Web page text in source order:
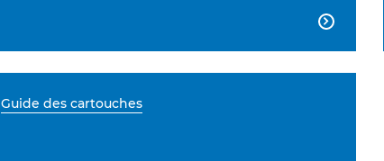

Guide des cartouches